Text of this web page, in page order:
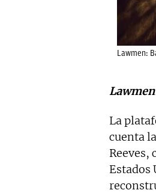
Lawmen:
La
cuenta
Estados